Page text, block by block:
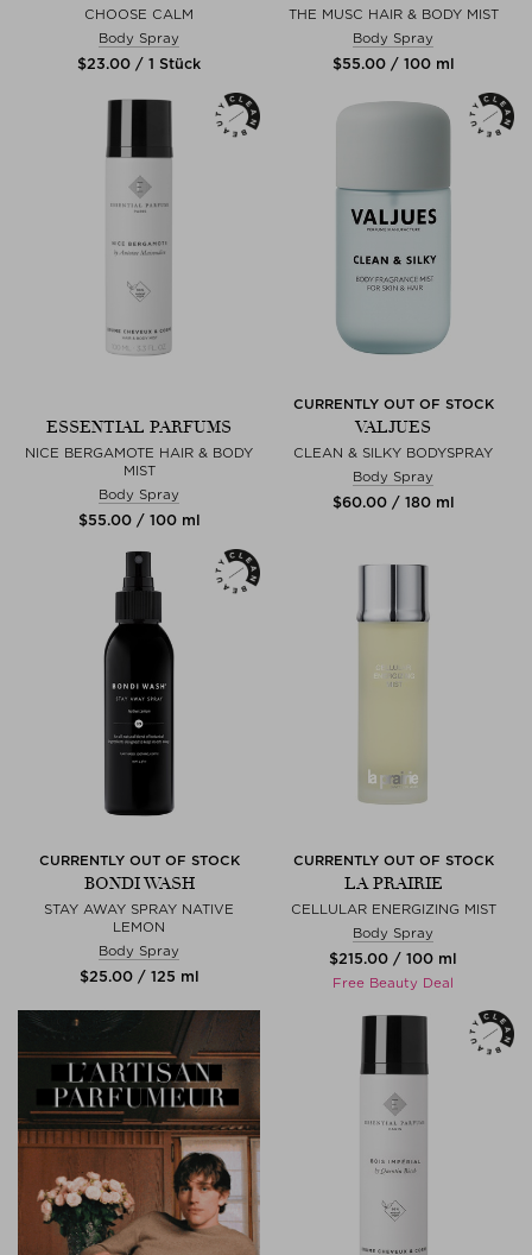
CHOOSE CALM
Body Spray
$‌23.00 / 1 Stück
THE MUSC HAIR & BODY MIST
Body Spray
$‌55.00 / 100 ml
ESSENTIAL PARFUMS
NICE BERGAMOTE HAIR & BODY
MIST
Body Spray
$‌55.00 / 100 ml
CURRENTLY OUT OF STOCK
VALJUES
CLEAN & SILKY BODYSPRAY
Body Spray
$‌60.00 / 180 ml
CURRENTLY OUT OF STOCK
BONDI WASH
STAY AWAY SPRAY NATIVE
LEMON
Body Spray
$‌25.00 / 125 ml
CURRENTLY OUT OF STOCK
LA PRAIRIE
CELLULAR ENERGIZING MIST
Body Spray
$‌215.00 / 100 ml
Free Beauty Deal